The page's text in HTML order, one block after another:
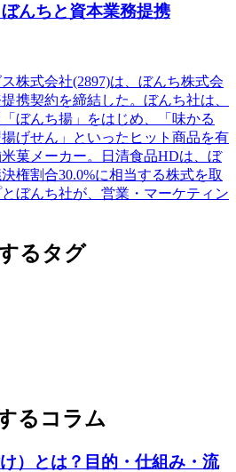
んちと資本業務提携
株式会社(2897)は、ぼんち株式会
携契約を締結した。ぼんち社は、
ぼんち揚」をはじめ、「味かる
げせん」といったヒット商品を有
菓メーカー。日清食品HDは、ぼ
権割合30.0%に相当する株式を取
ぼんち社が、営業・マーケティン
るタグ
るコラム
）とは？目的・仕組み・流